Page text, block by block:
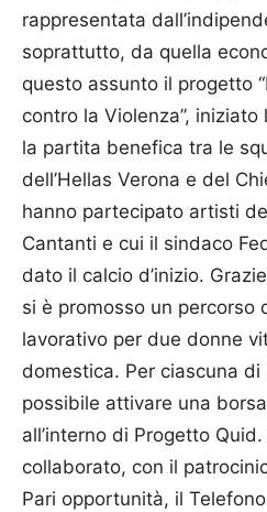
rappresentata
soprattutto, da quella
questo assunto il progetto
contro la Violenza”,
la partita benefica tra le
dell’Hellas Verona e del
hanno partecipato artisti
Cantanti e cui il sindaco
dato il calcio d’inizio.
si è promosso un percorso
lavorativo per due donne
domestica. Per ciascuna
possibile attivare una
all’interno di Progetto
collaborato, con il
Pari opportunità, il